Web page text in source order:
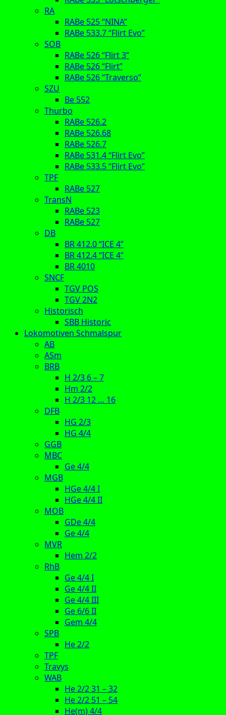
RA
RABe 525 “NINA”
RABe 533.7 “Flirt Evo”
SOB
RABe 526 “Flirt 3”
RABe 526 “Flirt”
RABe 526 “Traverso”
SZU
Be 552
Thurbo
RABe 526.2
RABe 526.68
RABe 526.7
RABe 531.4 “Flirt Evo”
RABe 533.5 “Flirt Evo”
TPF
RABe 527
TransN
RABe 523
RABe 527
DB
BR 412.0 “ICE 4”
BR 412.4 “ICE 4”
BR 4010
SNCF
TGV POS
TGV 2N2
Historisch
SBB Historic
Lokomotiven Schmalspur
AB
ASm
BRB
H 2/3 6 – 7
Hm 2/2
H 2/3 12 … 16
DFB
HG 2/3
HG 4/4
GGB
MBC
Ge 4/4
MGB
HGe 4/4 I
HGe 4/4 II
MOB
GDe 4/4
Ge 4/4
MVR
Hem 2/2
RhB
Ge 4/4 I
Ge 4/4 II
Ge 4/4 III
Ge 6/6 II
Gem 4/4
SPB
He 2/2
TPF
Travys
WAB
He 2/2 31 – 32
He 2/2 51 – 54
He(m) 4/4